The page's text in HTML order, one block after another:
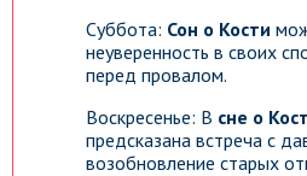
Суббота: Сон о Кости
неуверенность в своих
перед провалом.
Воскресенье: В сне о
предсказана встреча с
возобновление старых